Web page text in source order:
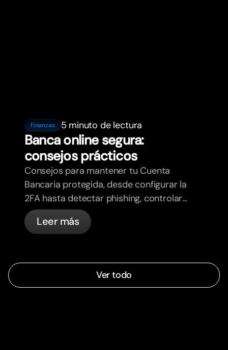
Finanzas 5 minuto de lectura
Banca online segura:
consejos prácticos
Consejos para mantener tu Cuenta
Bancaria protegida, desde configurar la
2FA hasta detectar phishing, controlar
tus tarjetas y saber qué cosas
gestiona bunq automáticamente.
Leer más
Ver todo